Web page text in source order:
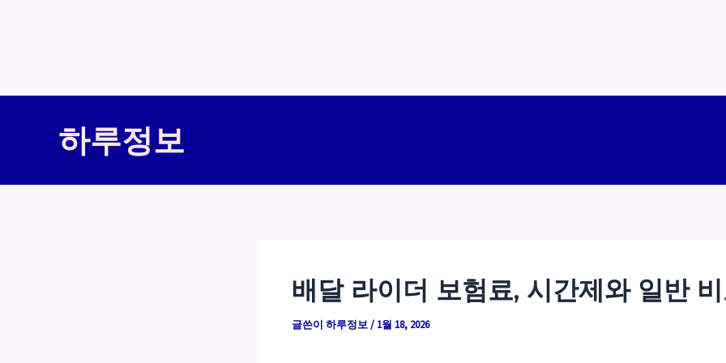
하루정보
배달 라이더 보험료, 시간제와 일반
글쓴이 하루정보/ 1월 18, 2026